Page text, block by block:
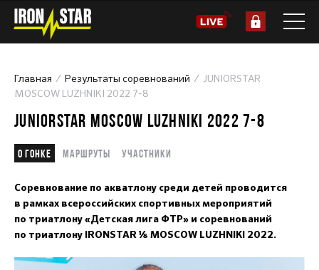
Главная Результаты соревнований
JUNIORSTAR
MOSCOW LUZHNIKI 2022 7-8
JUNIORSTAR MOSCOW LUZHNIKI 2022 7-8
О гонке Маршруты Участники
Соревнование по акватлону среди детей проводится
в рамках всероссийских спортивных мероприятий
по триатлону «Детская лига ФТР» и соревнований
по триатлону IRONSTAR ⅛ MOSCOW LUZHNIKI 2022.